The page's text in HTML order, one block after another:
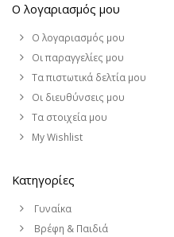
Ο λογαριασμός μου
Ο λογαριασμός μου
Οι παραγγελίες μου
Τα πιστωτικά δελτία μου
Οι διευθύνσεις μου
Τα στοιχεία μου
My Wishlist
Κατηγορίες
Γυναίκα
Βρέφη & Παιδιά